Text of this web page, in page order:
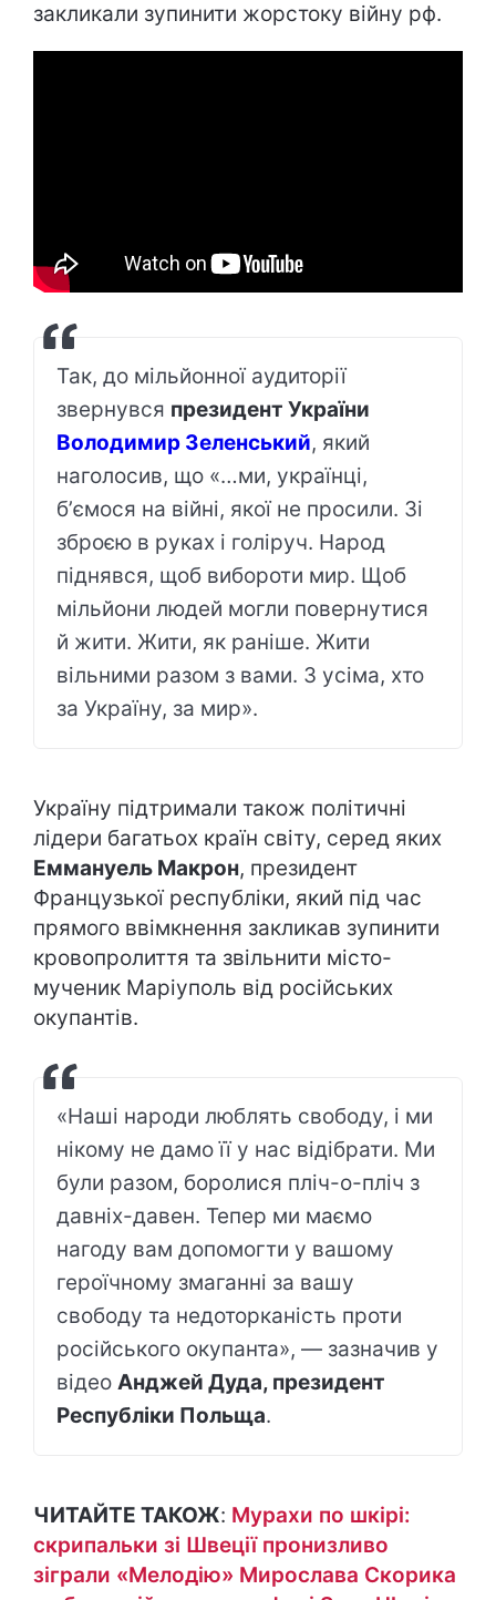
закликали зупинити жорстоку війну рф.
Так, до мільйонної аудиторії
звернувся президент України
Володимир Зеленський, який
наголосив, що «…ми, українці,
бʼємося на війні, якої не просили. Зі
зброєю в руках і голіруч. Народ
піднявся, щоб вибороти мир. Щоб
мільйони людей могли повернутися
й жити. Жити, як раніше. Жити
вільними разом з вами. З усіма, хто
за Україну, за мир».
Україну підтримали також політичні
лідери багатьох країн світу, серед яких
Еммануель Макрон, президент
Французької республіки, який під час
прямого ввімкнення закликав зупинити
кровопролиття та звільнити місто-
мученик Маріуполь від російських
окупантів.
«Наші народи люблять свободу, і ми
нікому не дамо її у нас відібрати. Ми
були разом, боролися пліч-о-пліч з
давніх-давен. Тепер ми маємо
нагоду вам допомогти у вашому
героїчному змаганні за вашу
свободу та недоторканість проти
російського окупанта», — зазначив у
відео Анджей Дуда, президент
Республіки Польща.
ЧИТАЙТЕ ТАКОЖ: Мурахи по шкірі:
скрипальки зі Швеції пронизливо
зіграли «Мелодію» Мирослава Скорика